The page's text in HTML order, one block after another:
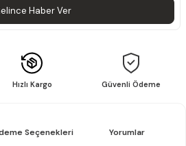
Haber Ver
Hızlı Kargo Güvenli Ödeme
Seçenekleri Yorumlar